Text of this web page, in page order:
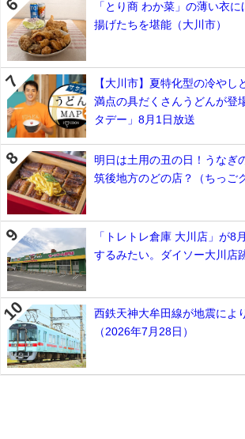
「とり商 わか菜」の薄い衣
揚げたちを堪能（大川市）
【大川市】夏特化型の冷やし
満点の具だくさんうどんが登
タデー」8月1日放送
明日は土用の丑の日！うなぎ
筑後地方のどの店？（ちっご
「トレトレ倉庫 大川店」が8
するみたい。ダイソー大川店
西鉄天神大牟田線が地震によ
（2026年7月28日）